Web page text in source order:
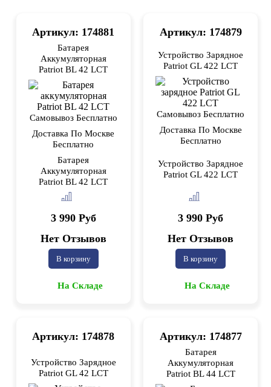
Артикул: 174881
Батарея
Аккумуляторная
Patriot BL 42 LCT
Самовывоз Бесплатно
Доставка По Москве
Бесплатно
Батарея
Аккумуляторная
Patriot BL 42 LCT
3 990 Руб
Нет Отзывов
В корзину
На Складе
Артикул: 174879
Устройство Зарядное
Patriot GL 422 LCT
Самовывоз Бесплатно
Доставка По Москве
Бесплатно
Устройство Зарядное
Patriot GL 422 LCT
3 990 Руб
Нет Отзывов
В корзину
На Складе
Артикул: 174878
Устройство Зарядное
Patriot GL 42 LCT
Артикул: 174877
Батарея
Аккумуляторная
Patriot BL 44 LCT